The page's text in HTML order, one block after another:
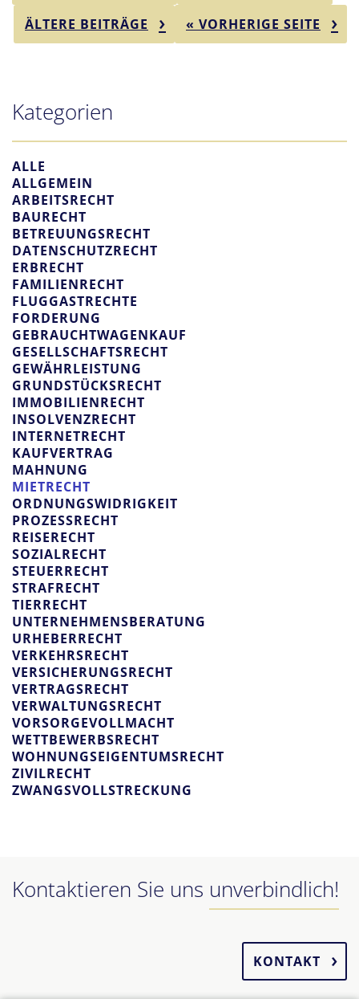
« VORHERIGE SEITE
ÄLTERE BEITRÄGE
Kategorien
ALLE
ALLGEMEIN
ARBEITSRECHT
BAURECHT
BETREUUNGSRECHT
DATENSCHUTZRECHT
ERBRECHT
FAMILIENRECHT
FLUGGASTRECHTE
FORDERUNG
GEBRAUCHTWAGENKAUF
GESELLSCHAFTSRECHT
GEWÄHRLEISTUNG
GRUNDSTÜCKSRECHT
IMMOBILIENRECHT
INSOLVENZRECHT
INTERNETRECHT
KAUFVERTRAG
MAHNUNG
MIETRECHT
ORDNUNGSWIDRIGKEIT
PROZESSRECHT
REISERECHT
SOZIALRECHT
STEUERRECHT
STRAFRECHT
TIERRECHT
UNTERNEHMENSBERATUNG
URHEBERRECHT
VERKEHRSRECHT
VERSICHERUNGSRECHT
VERTRAGSRECHT
VERWALTUNGSRECHT
VORSORGEVOLLMACHT
WETTBEWERBSRECHT
WOHNUNGSEIGENTUMSRECHT
ZIVILRECHT
ZWANGSVOLLSTRECKUNG
Kontaktieren Sie uns unverbindlich!
KONTAKT